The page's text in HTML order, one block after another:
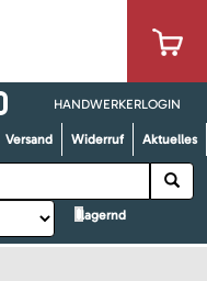
HANDWERKERLOGIN
Versand Widerruf Aktuelles
lagernd